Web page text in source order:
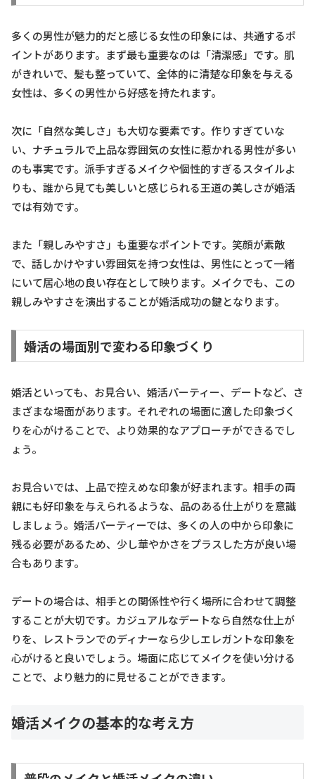
多くの男性が魅力的だと感じる女性の印象には、共通するポ
イントがあります。まず最も重要なのは「清潔感」です。肌
がきれいで、髪も整っていて、全体的に清楚な印象を与える
女性は、多くの男性から好感を持たれます。
次に「自然な美しさ」も大切な要素です。作りすぎていな
い、ナチュラルで上品な雰囲気の女性に惹かれる男性が多い
のも事実です。派手すぎるメイクや個性的すぎるスタイルよ
りも、誰から見ても美しいと感じられる王道の美しさが婚活
では有効です。
また「親しみやすさ」も重要なポイントです。笑顔が素敵
で、話しかけやすい雰囲気を持つ女性は、男性にとって一緒
にいて居心地の良い存在として映ります。メイクでも、この
親しみやすさを演出することが婚活成功の鍵となります。
婚活の場面別で変わる印象づくり
婚活といっても、お見合い、婚活パーティー、デートなど、さ
まざまな場面があります。それぞれの場面に適した印象づく
りを心がけることで、より効果的なアプローチができるでし
ょう。
お見合いでは、上品で控えめな印象が好まれます。相手の両
親にも好印象を与えられるような、品のある仕上がりを意識
しましょう。婚活パーティーでは、多くの人の中から印象に
残る必要があるため、少し華やかさをプラスした方が良い場
合もあります。
デートの場合は、相手との関係性や行く場所に合わせて調整
することが大切です。カジュアルなデートなら自然な仕上が
りを、レストランでのディナーなら少しエレガントな印象を
心がけると良いでしょう。場面に応じてメイクを使い分ける
ことで、より魅力的に見せることができます。
婚活メイクの基本的な考え方